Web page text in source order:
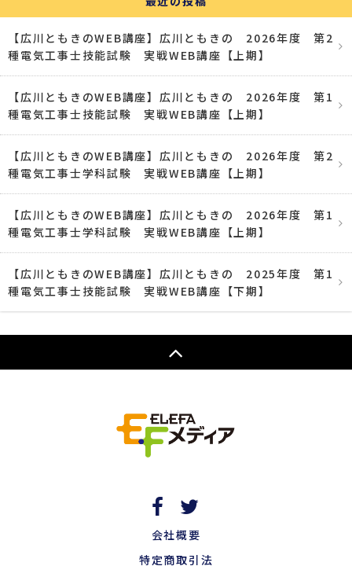
【広川ともきのWEB講座】広川ともきの 2026年度 第2
種電気工事士技能試験 実戦WEB講座【上期】
【広川ともきのWEB講座】広川ともきの 2026年度 第1
種電気工事士技能試験 実戦WEB講座【上期】
【広川ともきのWEB講座】広川ともきの 2026年度 第2
種電気工事士学科試験 実戦WEB講座【上期】
【広川ともきのWEB講座】広川ともきの 2026年度 第1
種電気工事士学科試験 実戦WEB講座【上期】
【広川ともきのWEB講座】広川ともきの 2025年度 第1
種電気工事士技能試験 実戦WEB講座【下期】
会社概要
特定商取引法